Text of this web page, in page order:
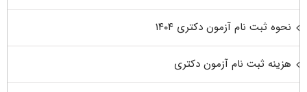
نحوه ثبت نام آزمون دکتری ۱۴۰۴
هزینه ثبت نام آزمون دکتری